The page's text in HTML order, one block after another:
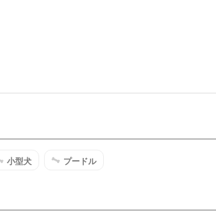
小型犬 プードル